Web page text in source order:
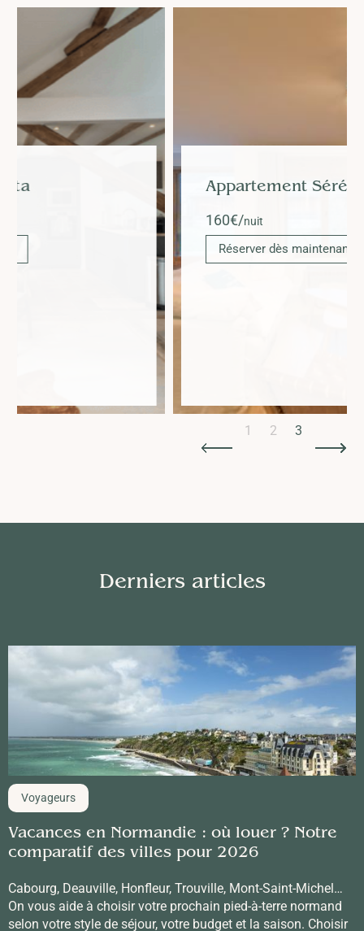
Appartement Sérénité
Réserver dès maintenant
1 2 3
Derniers articles
Voyageurs
Vacances en Normandie : où louer ? Notre
comparatif des villes pour 2026
Cabourg, Deauville, Honfleur, Trouville, Mont-Saint-Michel…
On vous aide à choisir votre prochain pied-à-terre normand
selon votre style de séjour, votre budget et la saison. Choisir